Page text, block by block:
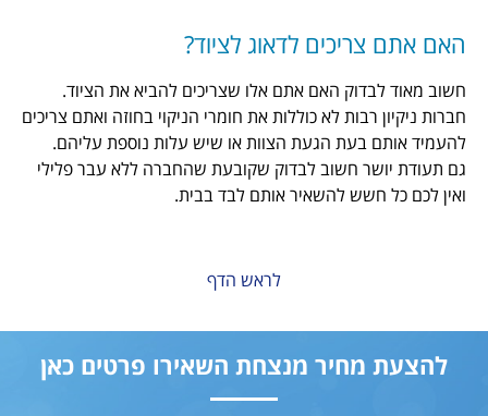
לדאוג לציוד?
האם אתם אלו שצריכים להביא את הציוד.
לא כוללות את חומרי הניקוי בחוזה ואתם צריכים
הגעת הצוות או שיש עלות נוספת עליהם.
חשוב לבדוק שקובעת שהחברה ללא עבר פלילי
להשאיר אותם לבד בבית.
מנצחת השאירו פרטים כאן